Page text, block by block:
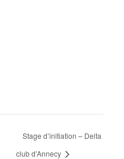
Stage d’initiation – Delta
club d’Annecy